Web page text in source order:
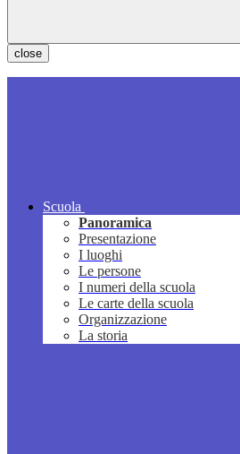
close
Scuola
Panoramica
Presentazione
I luoghi
Le persone
I numeri della scuola
Le carte della scuola
Organizzazione
La storia